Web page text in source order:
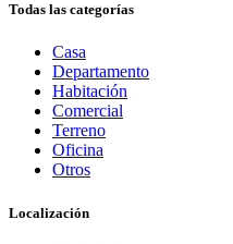
Todas las categorías
Casa
Departamento
Habitación
Comercial
Terreno
Oficina
Otros
Localización